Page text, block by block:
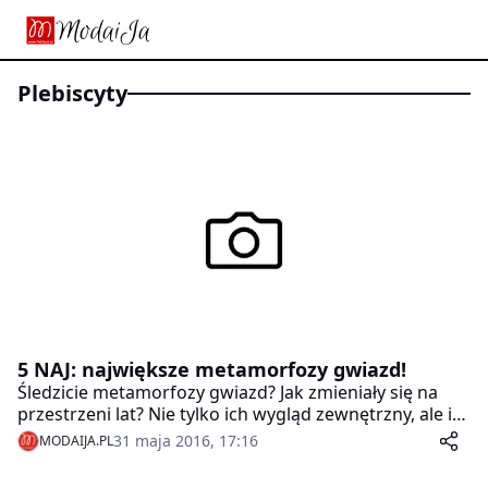
plebiscyty
5 NAJ: największe metamorfozy gwiazd!
Śledzicie metamorfozy gwiazd? Jak zmieniały się na
przestrzeni lat? Nie tylko ich wygląd zewnętrzny, ale i
osobowość, kreacje i stylizacje modowe.
MODAIJA.PL31 maja 2016, 17:16